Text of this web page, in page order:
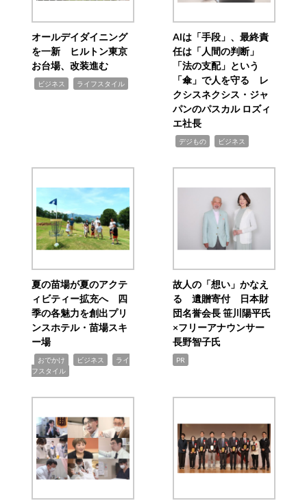
オールデイダイニング
を一新 ヒルトン東京
お台場、改装進む
ビジネス ライフスタイル
AIは「手段」、最終責
任は「人間の判断」
「法の支配」という
「傘」で人を守る レ
クシスネクシス・ジャ
パンのパスカル ロズィ
エ社長
デジもの ビジネス
夏の苗場が夏のアクテ
ィビティー拡充へ 四
季の各魅力を創出プリ
ンスホテル・苗場スキ
ー場
おでかけ ビジネス
ライ
フスタイル
故人の「想い」かなえ
る 遺贈寄付 日本財
団名誉会長 笹川陽平氏
×フリーアナウンサー
長野智子氏
PR